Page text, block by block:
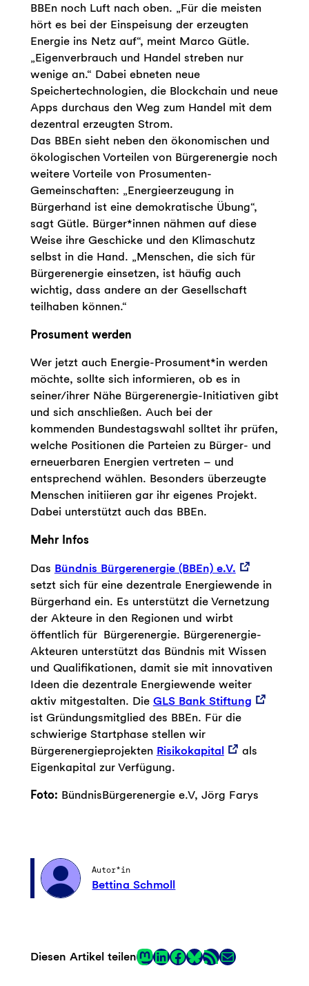
BBEn noch Luft nach oben. „Für die meisten
hört es bei der Einspeisung der erzeugten
Energie ins Netz auf“, meint Marco Gütle.
„Eigenverbrauch und Handel streben nur
wenige an.“ Dabei ebneten neue
Speichertechnologien, die Blockchain und neue
Apps durchaus den Weg zum Handel mit dem
dezentral erzeugten Strom.
Das BBEn sieht neben den ökonomischen und
ökologischen Vorteilen von Bürgerenergie noch
weitere Vorteile von Prosumenten-
Gemeinschaften: „Energieerzeugung in
Bürgerhand ist eine demokratische Übung“,
sagt Gütle. Bürger*innen nähmen auf diese
Weise ihre Geschicke und den Klimaschutz
selbst in die Hand. „Menschen, die sich für
Bürgerenergie einsetzen, ist häufig auch
wichtig, dass andere an der Gesellschaft
teilhaben können.“
Prosument werden
Wer jetzt auch Energie-Prosument*in werden
möchte, sollte sich informieren, ob es in
seiner/ihrer Nähe Bürgerenergie-Initiativen gibt
und sich anschließen. Auch bei der
kommenden Bundestagswahl solltet ihr prüfen,
welche Positionen die Parteien zu Bürger- und
erneuerbaren Energien vertreten – und
entsprechend wählen. Besonders überzeugte
Menschen initiieren gar ihr eigenes Projekt.
Dabei unterstützt auch das BBEn.
Mehr Infos
Das Bündnis Bürgerenergie (BBEn) e.V.
setzt sich für eine dezentrale Energiewende in
Bürgerhand ein. Es unterstützt die Vernetzung
der Akteure in den Regionen und wirbt
öffentlich für Bürgerenergie. Bürgerenergie-
Akteuren unterstützt das Bündnis mit Wissen
und Qualifikationen, damit sie mit innovativen
Ideen die dezentrale Energiewende weiter
aktiv mitgestalten. Die GLS Bank Stiftung
ist Gründungsmitglied des BBEn. Für die
schwierige Startphase stellen wir
Bürgerenergieprojekten Risikokapital
als
Eigenkapital zur Verfügung.
Foto: BündnisBürgerenergie e.V, Jörg Farys
Autor*in
Bettina Schmoll
Diesen Artikel teilenMastodon
LinkedIn
Facebook
LinkRSS-Feed
E-Mail